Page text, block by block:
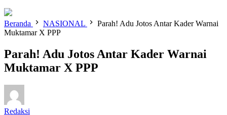
Beranda NASIONAL
Parah! Adu Jotos Antar Kader Warnai
Muktamar X PPP
Parah! Adu Jotos Antar Kader Warnai
Muktamar X PPP
Redaksi